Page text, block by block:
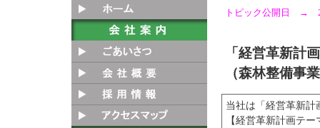
トピック公開日 →
「経営革新計
（森林整備事
当社は「経営革新
【経営革新計画テー